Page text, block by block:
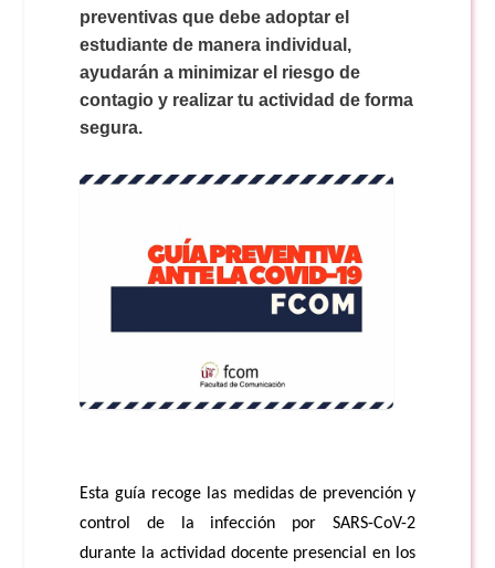
preventivas que debe adoptar el
estudiante de manera individual,
ayudarán a minimizar el riesgo de
contagio y realizar tu actividad de forma
segura.
Esta guía recoge las medidas de prevención y
control de la infección por SARS-CoV-2
durante la actividad docente presencial en los